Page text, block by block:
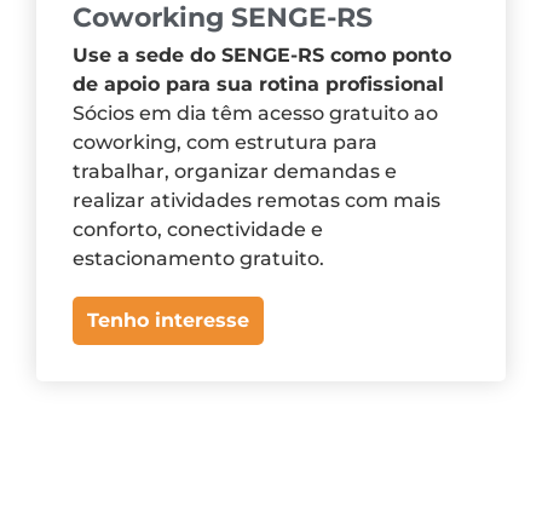
Coworking SENGE-RS
Use a sede do SENGE-RS como ponto
de apoio para sua rotina profissional
Sócios em dia têm acesso gratuito ao
coworking, com estrutura para
trabalhar, organizar demandas e
realizar atividades remotas com mais
conforto, conectividade e
estacionamento gratuito.
Tenho interesse